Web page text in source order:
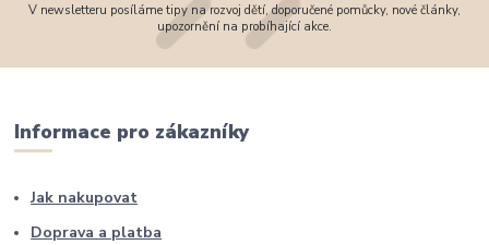
V newsletteru posíláme tipy na rozvoj dětí, doporučené pomůcky, nové články,
upozornění na probíhající akce.
Informace pro zákazníky
Jak nakupovat
Doprava a platba